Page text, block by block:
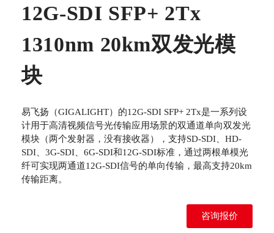
12G-SDI SFP+ 2Tx
1310nm 20km双发光模
块
易飞扬（GIGALIGHT）的12G-SDI SFP+ 2Tx是一系列设
计用于高清视频信号光传输应用场景的双通道单向双发光
模块（两个发射器，没有接收器），支持SD-SDI、HD-
SDI、3G-SDI、6G-SDI和12G-SDI标准，通过两根单模光
纤可实现两通道12G-SDI信号的单向传输，最高支持20km
传输距离。
咨询报价